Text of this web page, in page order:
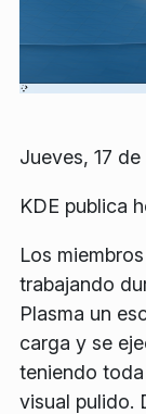
Jueves, 17
KDE publica
Los
trabajando
Plasma un
carga y se
teniendo
visual pulido.